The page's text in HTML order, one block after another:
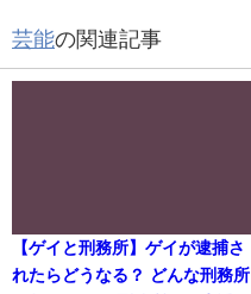
芸能の関連記事
【ゲイと刑務所】ゲイが逮捕さ
れたらどうなる？ どんな刑務所